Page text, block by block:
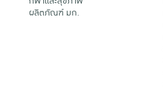
ผลิตภัณฑ์ มก.